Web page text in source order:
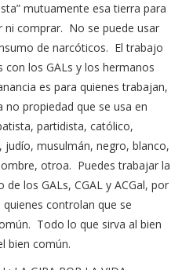
mutuamente esa tierra para
comprar. No se puede usar
de narcóticos. El trabajo
con los GALs y los hermanos
es para quienes trabajan,
propiedad que se usa en
partidista, católico,
musulmán, negro, blanco,
otroa. Puedes trabajar la
los GALs, CGAL y ACGal, por
controlan que se
Todo lo que sirva al bien
bien común.